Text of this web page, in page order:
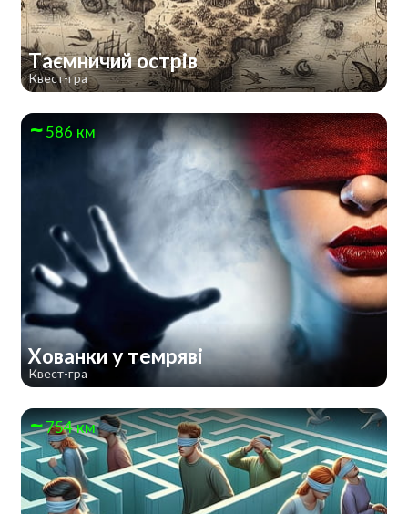
Таємничий острів
Квест-гра
586 км
Хованки у темряві
Квест-гра
754 км